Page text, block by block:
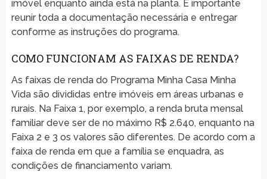
imóvel enquanto ainda está na planta. É importante
reunir toda a documentação necessária e entregar
conforme as instruções do programa.
COMO FUNCIONAM AS FAIXAS DE RENDA?
As faixas de renda do Programa Minha Casa Minha
Vida são divididas entre imóveis em áreas urbanas e
rurais. Na Faixa 1, por exemplo, a renda bruta mensal
familiar deve ser de no máximo R$ 2.640, enquanto na
Faixa 2 e 3 os valores são diferentes. De acordo com a
faixa de renda em que a família se enquadra, as
condições de financiamento variam.